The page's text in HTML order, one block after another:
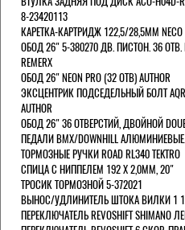
8-23420113
КАРЕТКА-КАРТРИДЖ 122,5/28,5ММ NECO
ОБОД 26" 5-380270 ДВ. ПИСТОН. 36 ОТВ.
REMERX
ОБОД 26" NEON PRO (32 ОТВ) AUTHOR
ЭКСЦЕНТРИК ПОДСЕДЕЛЬНЫЙ БОЛТ
AUTHOR
ОБОД 26" 36 ОТВЕРСТИЙ, ДВОЙНОЙ
ПЕДАЛИ BMX/DOWNHILL АЛЮМИНИЕВЫЕ.
ТОРМОЗНЫЕ РУЧКИ ROAD RL340 TEKTRO
СПИЦА С НИППЕЛЕМ 192 Х 2,0ММ, 20"
ТРОСИК ТОРМОЗНОЙ 5-372021
ВЫНОС/УДЛИНИТЕЛЬ ШТОКА ВИЛКИ 1 1/
ПЕРЕКЛЮЧАТЕЛЬ REVOSHIFT SHIMANO